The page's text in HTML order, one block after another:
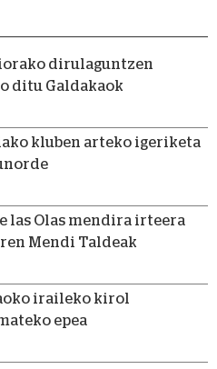
dirulaguntzen
ditu Galdakaok
kluben arteko igeriketa
las Olas mendira irteera
Mendi Taldeak
iraileko kirol
epea